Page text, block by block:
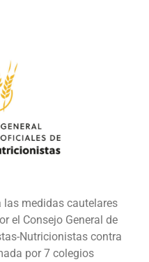
las medidas cautelares
el Consejo General de
Nutricionistas contra
por 7 colegios